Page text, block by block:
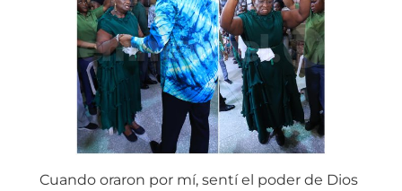
Cuando oraron por mí, sentí el poder de Dios